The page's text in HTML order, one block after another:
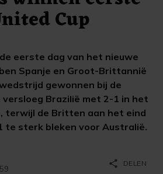
Cup
de eerste dag van het nieuwe
Spanje en Groot-Brittannië
gewonnen bij de
versloeg Brazilië met 2-1 in het
terwijl de Britten aan het eind
te sterk bleken voor Australië.
share DELEN